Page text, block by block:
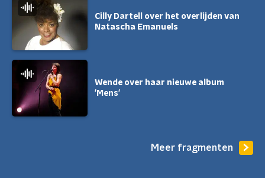
Cilly Dartell over het overlijden van
Natascha Emanuels
Wende over haar nieuwe album
'Mens'
Meer fragmenten